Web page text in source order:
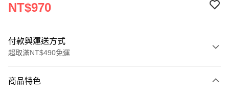
NT$970
付款與運送方式
超取滿NT$490免運
信用卡一次付款
商品特色